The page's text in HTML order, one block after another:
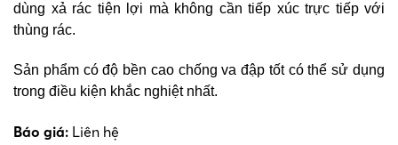
dùng xả rác tiện lợi mà không cần tiếp xúc trực tiếp với
thùng rác.
Sản phẩm có độ bền cao chống va đập tốt có thể sử dụng
trong điều kiện khắc nghiệt nhất.
Báo giá: Liên hệ